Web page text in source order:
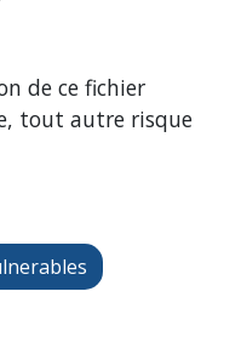
de ce fichier
tout autre risque